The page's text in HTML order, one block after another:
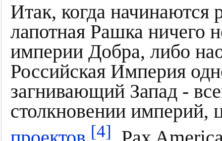
Итак, когда начинаются
лапотная Рашка ничего
империи Добра, либо
Российская Империя
загнивающий Запад -
столкновении империй,
[4]